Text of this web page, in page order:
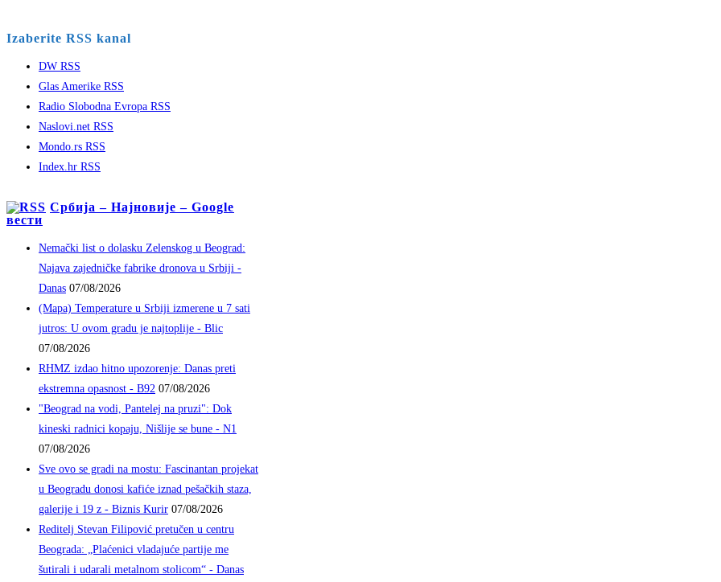
Izaberite RSS kanal
DW RSS
Glas Amerike RSS
Radio Slobodna Evropa RSS
Naslovi.net RSS
Mondo.rs RSS
Index.hr RSS
Србија – Најновије – Google
вести
Nemački list o dolasku Zelenskog u Beograd:
Najava zajedničke fabrike dronova u Srbiji -
Danas 07/08/2026
(Mapa) Temperature u Srbiji izmerene u 7 sati
jutros: U ovom gradu je najtoplije - Blic
07/08/2026
RHMZ izdao hitno upozorenje: Danas preti
ekstremna opasnost - B92 07/08/2026
"Beograd na vodi, Pantelej na pruzi": Dok
kineski radnici kopaju, Nišlije se bune - N1
07/08/2026
Sve ovo se gradi na mostu: Fascinantan projekat
u Beogradu donosi kafiće iznad pešačkih staza,
galerije i 19 z - Biznis Kurir 07/08/2026
Reditelj Stevan Filipović pretučen u centru
Beograda: „Plaćenici vladajuće partije me
šutirali i udarali metalnom stolicom“ - Danas